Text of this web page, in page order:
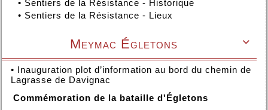
• Sentiers de la Résistance - Historique
• Sentiers de la Résistance - Lieux

Meymac Égletons
• Inauguration plot d’information au bord du chemin de
Lagrasse de Davignac
Commémoration de la bataille d'Égletons